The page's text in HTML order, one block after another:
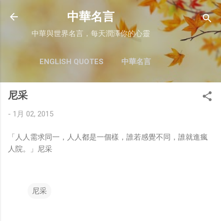
跳至主要內容
中華名言
中華與世界名言，每天潤澤你的心靈
ENGLISH QUOTES 中華名言
尼采
- 1月 02, 2015
「人人需求同一，人人都是一個樣，誰若感覺不同，誰就進瘋
人院。」尼采
尼采